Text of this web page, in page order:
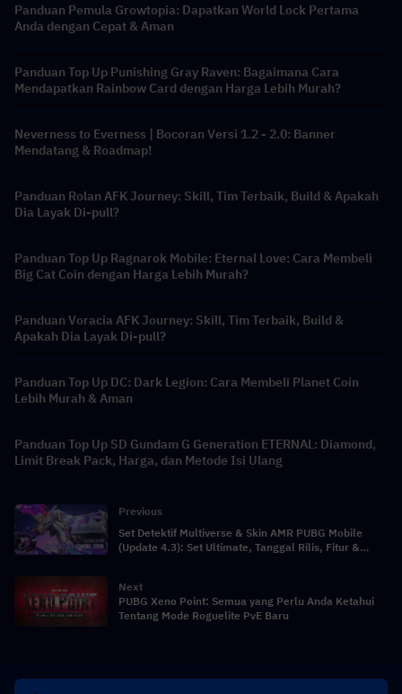
Panduan Pemula Growtopia: Dapatkan World Lock Pertama
Anda dengan Cepat & Aman
Panduan Top Up Punishing Gray Raven: Bagaimana Cara
Mendapatkan Rainbow Card dengan Harga Lebih Murah?
Neverness to Everness | Bocoran Versi 1.2 - 2.0: Banner
Mendatang & Roadmap!
Panduan Rolan AFK Journey: Skill, Tim Terbaik, Build & Apakah
Dia Layak Di-pull?
Panduan Top Up Ragnarok Mobile: Eternal Love: Cara Membeli
Big Cat Coin dengan Harga Lebih Murah?
Panduan Voracia AFK Journey: Skill, Tim Terbaik, Build &
Apakah Dia Layak Di-pull?
Panduan Top Up DC: Dark Legion: Cara Membeli Planet Coin
Lebih Murah & Aman
Panduan Top Up SD Gundam G Generation ETERNAL: Diamond,
Limit Break Pack, Harga, dan Metode Isi Ulang
Previous
Set Detektif Multiverse & Skin AMR PUBG Mobile
(Update 4.3): Set Ultimate, Tanggal Rilis, Fitur &
Next
PUBG Xeno Point: Semua yang Perlu Anda Ketahui
Tentang Mode Roguelite PvE Baru